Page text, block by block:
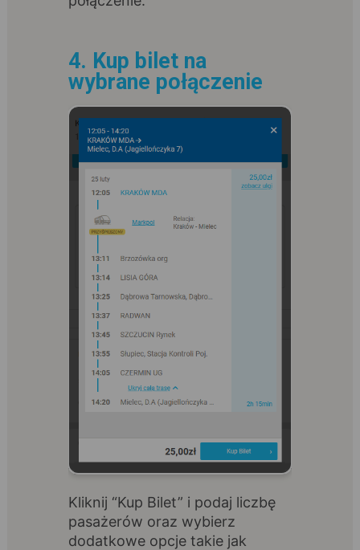
4. Kup bilet na
wybrane połączenie
Kliknij “Kup Bilet” i podaj liczbę
pasażerów oraz wybierz
dodatkowe opcje takie jak